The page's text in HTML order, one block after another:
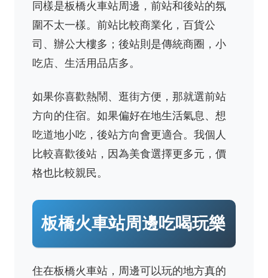
同樣是板橋火車站周邊，前站和後站的氛
圍不太一樣。前站比較商業化，百貨公
司、辦公大樓多；後站則是傳統商圈，小
吃店、生活用品店多。
如果你喜歡熱鬧、逛街方便，那就選前站
方向的住宿。如果偏好在地生活氣息、想
吃道地小吃，後站方向會更適合。我個人
比較喜歡後站，因為美食選擇更多元，價
格也比較親民。
板橋火車站周邊吃喝玩樂
住在板橋火車站，周邊可以玩的地方真的